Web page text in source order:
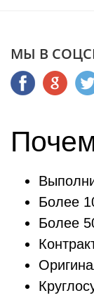
МЫ В
Более
Более